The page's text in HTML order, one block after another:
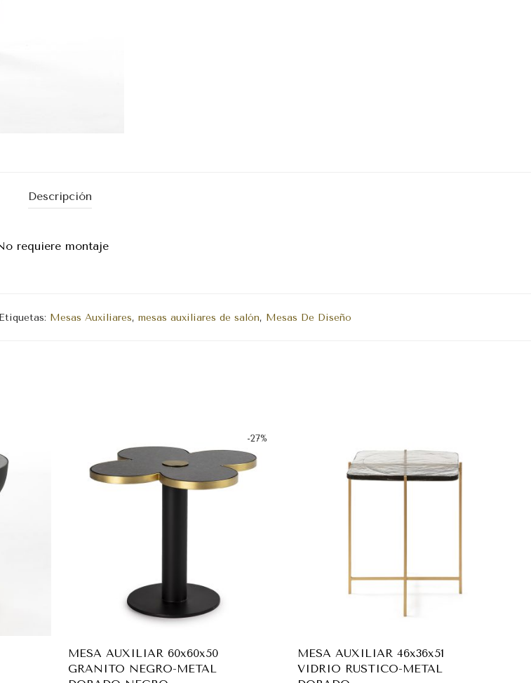
Descripción
requiere montaje
Etiquetas: Mesas Auxiliares, mesas auxiliares de salón, Mesas De Diseño
-27%
MESA AUXILIAR 60x60x50
GRANITO NEGRO-METAL
MESA AUXILIAR 46x36x51
VIDRIO RUSTICO-METAL